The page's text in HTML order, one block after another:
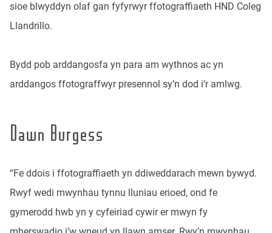
sioe blwyddyn olaf gan fyfyrwyr ffotograffiaeth HND Coleg
Llandrillo.
Bydd pob arddangosfa yn para am wythnos ac yn
arddangos ffotograffwyr presennol sy’n dod i’r amlwg.
Dawn Burgess
“Fe ddois i ffotograffiaeth yn ddiweddarach mewn bywyd.
Rwyf wedi mwynhau tynnu lluniau erioed, ond fe
gymerodd hwb yn y cyfeiriad cywir er mwyn fy